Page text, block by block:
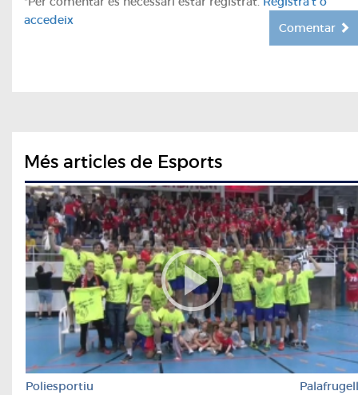
accedeix
Comentar
Més articles de Esports
Poliesportiu Palafrugell